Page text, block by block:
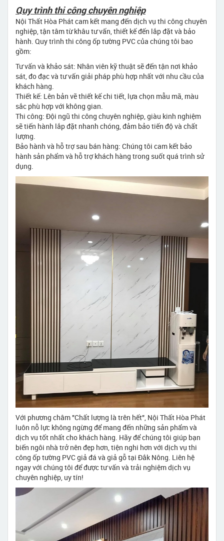
Quy trình thi công chuyên nghiệp
Nội Thất Hòa Phát cam kết mang đến dịch vụ thi công chuyên
nghiệp, tận tâm từ khâu tư vấn, thiết kế đến lắp đặt và bảo
hành. Quy trình thi công ốp tường PVC của chúng tôi bao
gồm:
Tư vấn và khảo sát: Nhân viên kỹ thuật sẽ đến tận nơi khảo
sát, đo đạc và tư vấn giải pháp phù hợp nhất với nhu cầu của
khách hàng.
Thiết kế: Lên bản vẽ thiết kế chi tiết, lựa chọn mẫu mã, màu
sắc phù hợp với không gian.
Thi công: Đội ngũ thi công chuyên nghiệp, giàu kinh nghiệm
sẽ tiến hành lắp đặt nhanh chóng, đảm bảo tiến độ và chất
lượng.
Bảo hành và hỗ trợ sau bán hàng: Chúng tôi cam kết bảo
hành sản phẩm và hỗ trợ khách hàng trong suốt quá trình sử
dụng.
Với phương châm "Chất lượng là trên hết", Nội Thất Hòa Phát
luôn nỗ lực không ngừng để mang đến những sản phẩm và
dịch vụ tốt nhất cho khách hàng. Hãy để chúng tôi giúp bạn
biến ngôi nhà trở nên đẹp hơn, tiện nghi hơn với dịch vụ thi
công ốp tường PVC giả đá và giả gỗ tại Đắk Nông. Liên hệ
ngay với chúng tôi để được tư vấn và trải nghiệm dịch vụ
chuyên nghiệp, uy tín!